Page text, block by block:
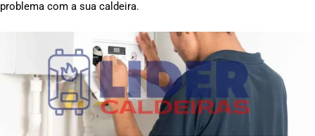
problema com a sua caldeira.